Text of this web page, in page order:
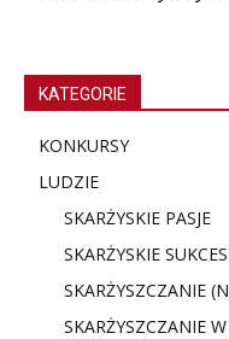
KATEGORIE
KONKURSY
LUDZIE
SKARŻYSKIE PASJE
SKARŻYSKIE
SKARŻYSZCZANIE
SKARŻYSZCZANIE